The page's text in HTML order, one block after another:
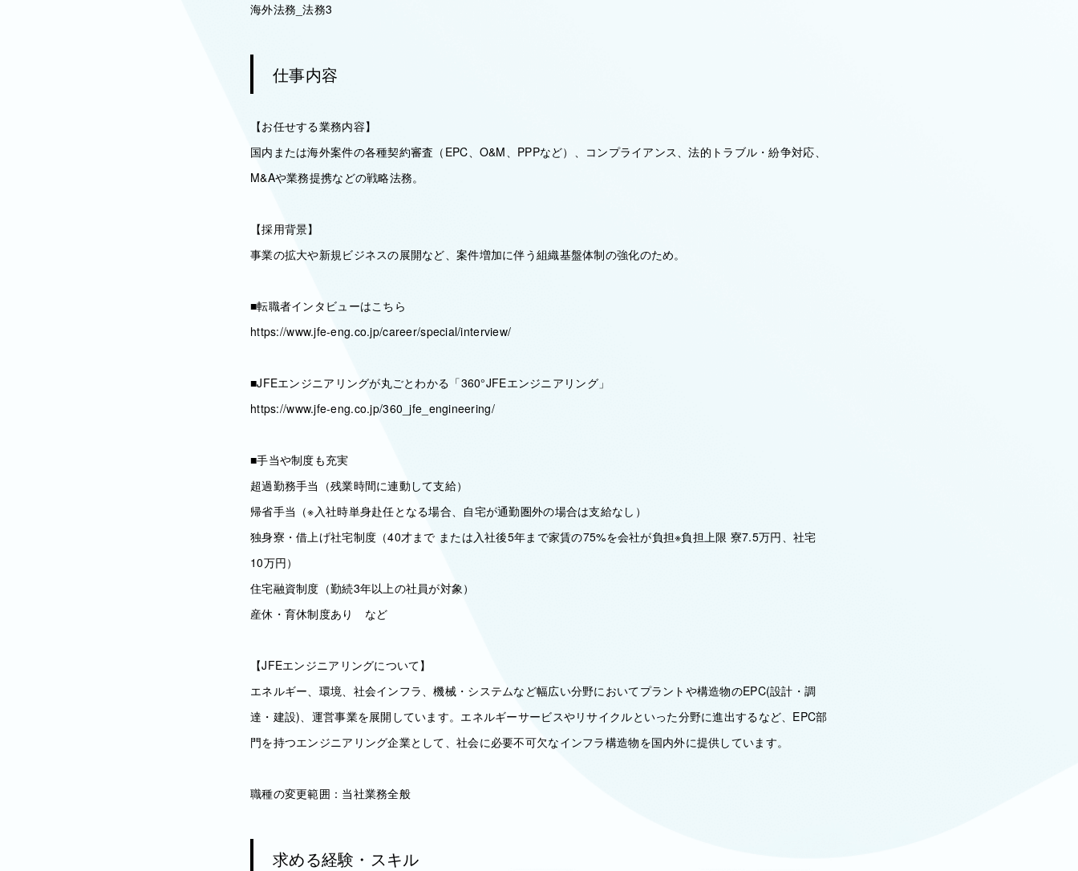
海外法務_法務3
仕事内容
【お任せする業務内容】
国内または海外案件の各種契約審査（EPC、O&M、PPPなど）、コンプライアンス、法的トラブル・紛争対応、
M&Aや業務提携などの戦略法務。
【採用背景】
事業の拡大や新規ビジネスの展開など、案件増加に伴う組織基盤体制の強化のため。
■転職者インタビューはこちら
https://www.jfe-eng.co.jp/career/special/interview/
■JFEエンジニアリングが丸ごとわかる「360°JFEエンジニアリング」
https://www.jfe-eng.co.jp/360_jfe_engineering/
■手当や制度も充実
超過勤務手当（残業時間に連動して支給）
帰省手当（※入社時単身赴任となる場合、自宅が通勤圏外の場合は支給なし）
独身寮・借上げ社宅制度（40才まで または入社後5年まで家賃の75%を会社が負担※負担上限 寮7.5万円、社宅
10万円）
住宅融資制度（勤続3年以上の社員が対象）
産休・育休制度あり など
【JFEエンジニアリングについて】
エネルギー、環境、社会インフラ、機械・システムなど幅広い分野においてプラントや構造物のEPC(設計・調
達・建設)、運営事業を展開しています。エネルギーサービスやリサイクルといった分野に進出するなど、EPC部
門を持つエンジニアリング企業として、社会に必要不可欠なインフラ構造物を国内外に提供しています。
職種の変更範囲：当社業務全般
求める経験・スキル